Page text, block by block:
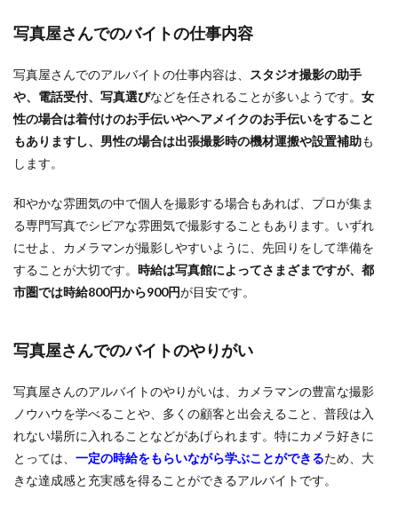
写真屋さんでのバイトの仕事内容
写真屋さんでのアルバイトの仕事内容は、
スタジオ撮影の助手
や、電話受付、写真選びなどを任されることが多いようです。 女
性の場合は着付けのお手伝いやヘアメイクのお手伝いをすること
もありますし、男性の場合は出張撮影時の機材運搬や設置補助も
します。
和やかな雰囲気の中で個人を撮影する場合もあれば、プロが集ま
る専門写真でシビアな雰囲気で撮影することもあります。いずれ
にせよ、カメラマンが撮影しやすいように、先回りをして準備を
することが大切です。 時給は写真館によってさまざまですが、都
市圏では時給800円から900円が目安です。
写真屋さんでのバイトのやりがい
写真屋さんのアルバイトのやりがいは、カメラマンの豊富な撮影
ノウハウを学べることや、多くの顧客と出会えること、普段は入
れない場所に入れることなどがあげられます。特にカメラ好きに
とっては、 一定の時給をもらいながら学ぶことができるため、大
きな達成感と充実感を得ることができるアルバイトです。